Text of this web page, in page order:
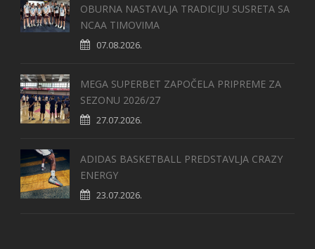
OBURNA NASTAVLJA TRADICIJU SUSRETA SA
NCAA TIMOVIMA
07.08.2026.
MEGA SUPERBET ZAPOČELA PRIPREME ZA
SEZONU 2026/27
27.07.2026.
ADIDAS BASKETBALL PREDSTAVLJA CRAZY
ENERGY
23.07.2026.